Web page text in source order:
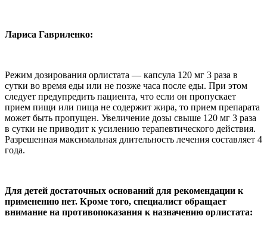
Лариса Гавриленко:
Режим дозирования орлистата — капсула 120 мг 3 раза в
сутки во время еды или не позже часа после еды. При этом
следует предупредить пациента, что если он пропускает
прием пищи или пища не содержит жира, то прием препарата
может быть пропущен. Увеличение дозы свыше 120 мг 3 раза
в сутки не приводит к усилению терапевтического действия.
Разрешенная максимальная длительность лечения составляет 4
года.
Для детей достаточных оснований для рекомендации к
применению нет. Кроме того, специалист обращает
внимание на противопоказания к назначению орлистата: